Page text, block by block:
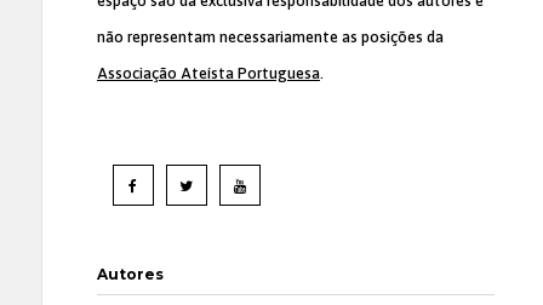
não representam necessariamente as posições da
Associação Ateísta Portuguesa.
Autores